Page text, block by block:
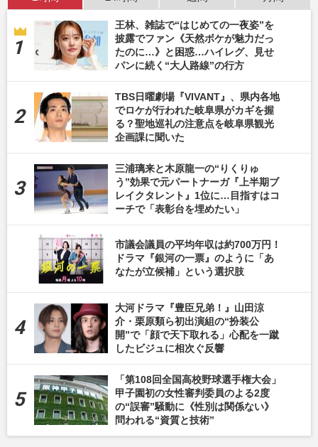
王林、雑誌で“はじめての一夜姿”を
披露でファン《天然ボケが魅力だっ
たのに…》と困惑…ハイレグ、見せ
パンに続く“大人路線”の行方
TBS日曜劇場『VIVANT』、県内各地
でロケが行われた岐阜県がカギを握
る？聖地巡礼の注意点を岐阜県観光
企画課に聞いた
三浦璃来と木原龍一の“りくりゅ
う”効果で元パートナーガ『上半期ブ
レイクタレント』1位に…目指すはコ
ーチで「表彰台を埋めたい」
市議会議員の平均年収は約700万円！
ドラマ『銀河の一票』のように「あ
なたが立候補」という選択肢
大河ドラマ『豊臣兄弟！』山田涼
介・栗原類ら初出演組の“扮装公
開”で「顔で天下取れる」心配を一蹴
したビジュに相次ぐ反響
「第108回全国高校野球選手権大会」
甲子園初の女性審判委員のよる2度
の“誤審”騒動に《性別は関係ない》
問われる“資質と技術”